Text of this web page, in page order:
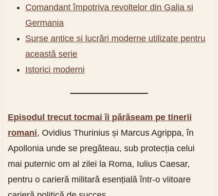
Comandant împotriva revoltelor din Galia și
Germania
Surse antice și lucrări moderne utilizate pentru
această serie
Istorici moderni
Episodul trecut tocmai îi părăseam pe tinerii
romani, Ovidius Thurinius și Marcus Agrippa, în
Apollonia unde se pregăteau, sub protecția celui
mai puternic om al zilei la Roma, Iulius Caesar,
pentru o carieră militară esențială într-o viitoare